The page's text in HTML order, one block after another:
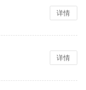
详情
详情